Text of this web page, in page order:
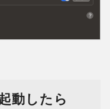
動したら